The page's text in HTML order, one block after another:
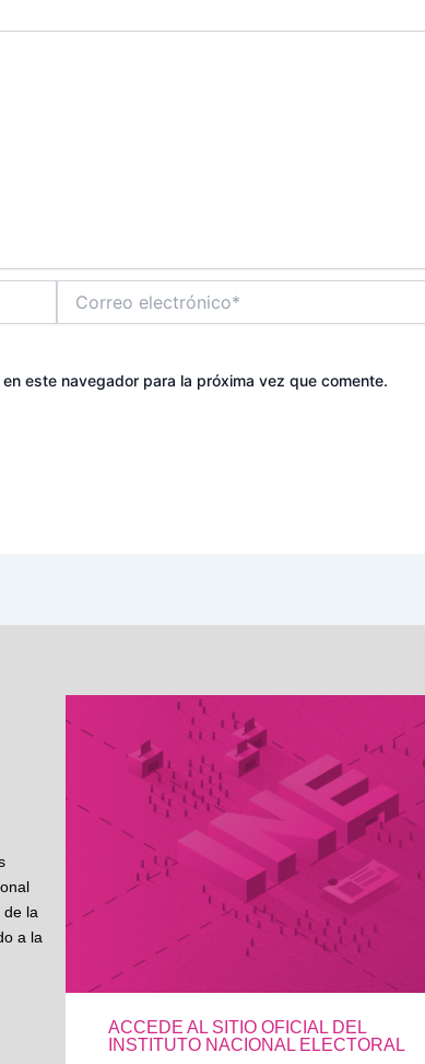
electrónico*
este navegador para la próxima vez que comente.
de la
a la
ACCEDE AL SITIO OFICIAL DEL
INSTITUTO NACIONAL ELECTORAL